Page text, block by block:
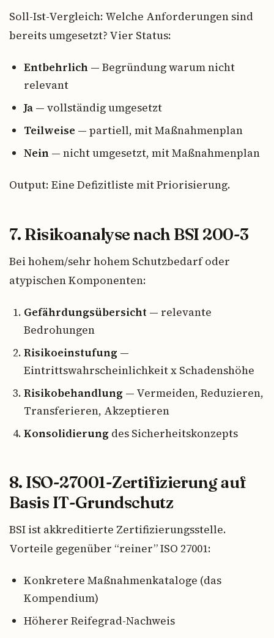
Soll-Ist-Vergleich: Welche Anforderungen sind
bereits umgesetzt? Vier Status:
Entbehrlich — Begründung warum nicht
relevant
Ja — vollständig umgesetzt
Teilweise — partiell, mit Maßnahmenplan
Nein — nicht umgesetzt, mit Maßnahmenplan
Output: Eine Defizitliste mit Priorisierung.
7. Risikoanalyse nach BSI 200-3
Bei hohem/sehr hohem Schutzbedarf oder
atypischen Komponenten:
Gefährdungsübersicht — relevante
Bedrohungen
Risikoeinstufung —
Eintrittswahrscheinlichkeit x Schadenshöhe
Risikobehandlung — Vermeiden, Reduzieren,
Transferieren, Akzeptieren
Konsolidierung des Sicherheitskonzepts
8. ISO-27001-Zertifizierung auf
Basis IT-Grundschutz
BSI ist akkreditierte Zertifizierungsstelle.
Vorteile gegenüber “reiner” ISO 27001:
Konkretere Maßnahmenkataloge (das
Kompendium)
Höherer Reifegrad-Nachweis